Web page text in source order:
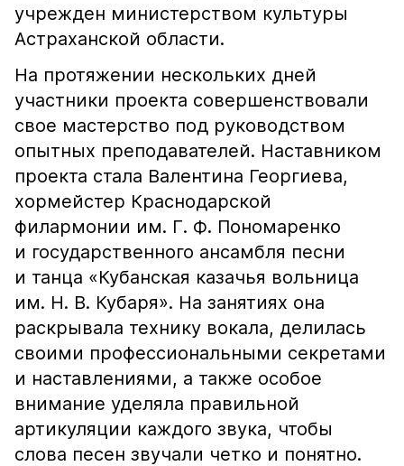
учрежден министерством культуры
Астраханской области.
На протяжении нескольких дней
участники проекта совершенствовали
свое мастерство под руководством
опытных преподавателей. Наставником
проекта стала Валентина Георгиева,
хормейстер Краснодарской
филармонии им. Г. Ф. Пономаренко
и государственного ансамбля песни
и танца «Кубанская казачья вольница
им. Н. В. Кубаря». На занятиях она
раскрывала технику вокала, делилась
своими профессиональными секретами
и наставлениями, а также особое
внимание уделяла правильной
артикуляции каждого звука, чтобы
слова песен звучали четко и понятно.